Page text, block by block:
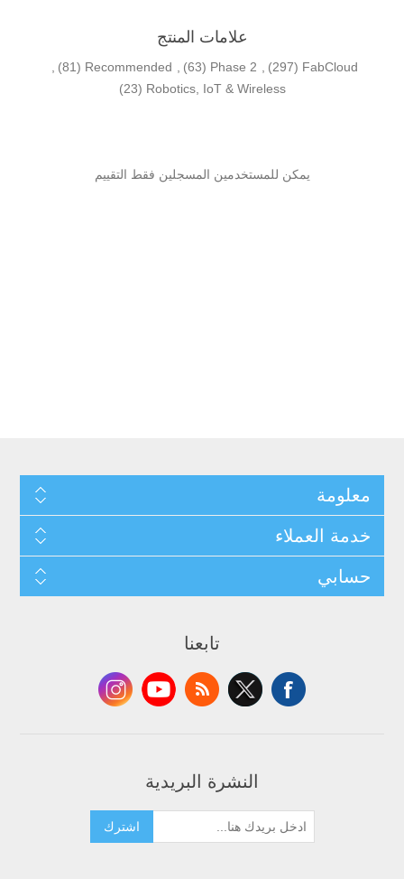
علامات المنتج
FabCloud
(297)
Phase 2
(63)
Recommended
(81)
Robotics, IoT & Wireless
(23)
يمكن للمستخدمين المسجلين فقط التقييم
معلومة
خدمة العملاء
حسابي
تابعنا
النشرة البريدية
اشترك